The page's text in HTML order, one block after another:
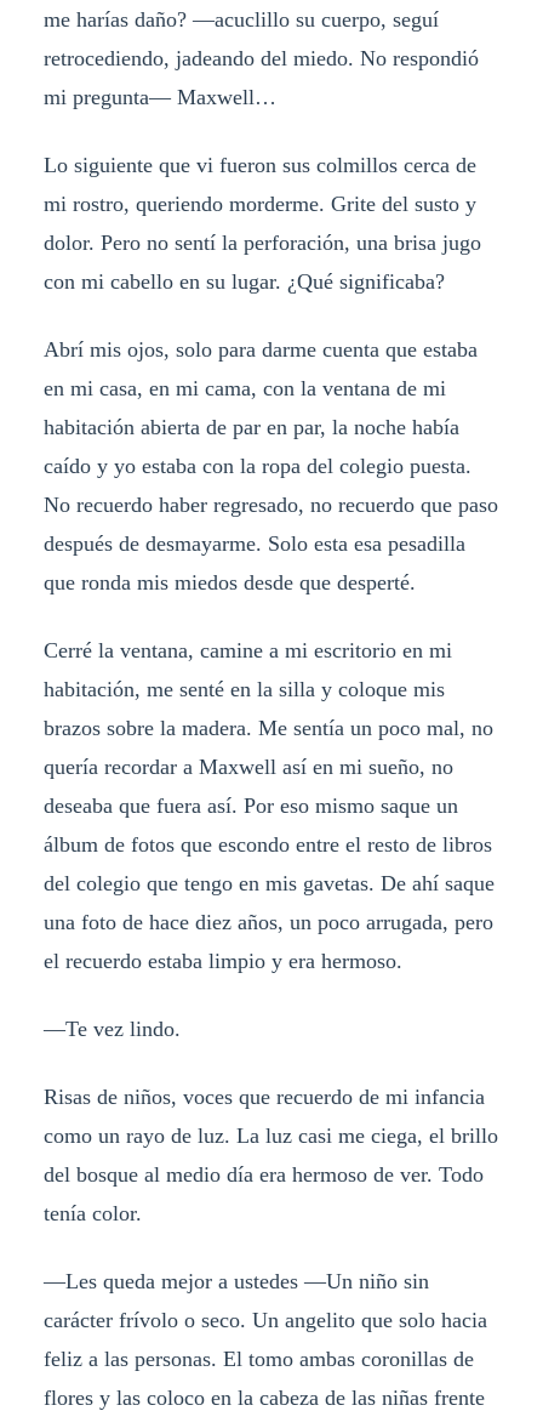
me harías daño? —acuclillo su cuerpo, seguí
retrocediendo, jadeando del miedo. No respondió
mi pregunta— Maxwell…
Lo siguiente que vi fueron sus colmillos cerca de
mi rostro, queriendo morderme. Grite del susto y
dolor. Pero no sentí la perforación, una brisa jugo
con mi cabello en su lugar. ¿Qué significaba?
Abrí mis ojos, solo para darme cuenta que estaba
en mi casa, en mi cama, con la ventana de mi
habitación abierta de par en par, la noche había
caído y yo estaba con la ropa del colegio puesta.
No recuerdo haber regresado, no recuerdo que paso
después de desmayarme. Solo esta esa pesadilla
que ronda mis miedos desde que desperté.
Cerré la ventana, camine a mi escritorio en mi
habitación, me senté en la silla y coloque mis
brazos sobre la madera. Me sentía un poco mal, no
quería recordar a Maxwell así en mi sueño, no
deseaba que fuera así. Por eso mismo saque un
álbum de fotos que escondo entre el resto de libros
del colegio que tengo en mis gavetas. De ahí saque
una foto de hace diez años, un poco arrugada, pero
el recuerdo estaba limpio y era hermoso.
—Te vez lindo.
Risas de niños, voces que recuerdo de mi infancia
como un rayo de luz. La luz casi me ciega, el brillo
del bosque al medio día era hermoso de ver. Todo
tenía color.
—Les queda mejor a ustedes —Un niño sin
carácter frívolo o seco. Un angelito que solo hacia
feliz a las personas. El tomo ambas coronillas de
flores y las coloco en la cabeza de las niñas frente